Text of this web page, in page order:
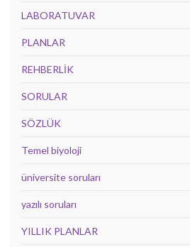
LABORATUVAR
PLANLAR
REHBERLİK
SORULAR
SÖZLÜK
Temel biyoloji
üniversite soruları
yazılı soruları
YILLIK PLANLAR